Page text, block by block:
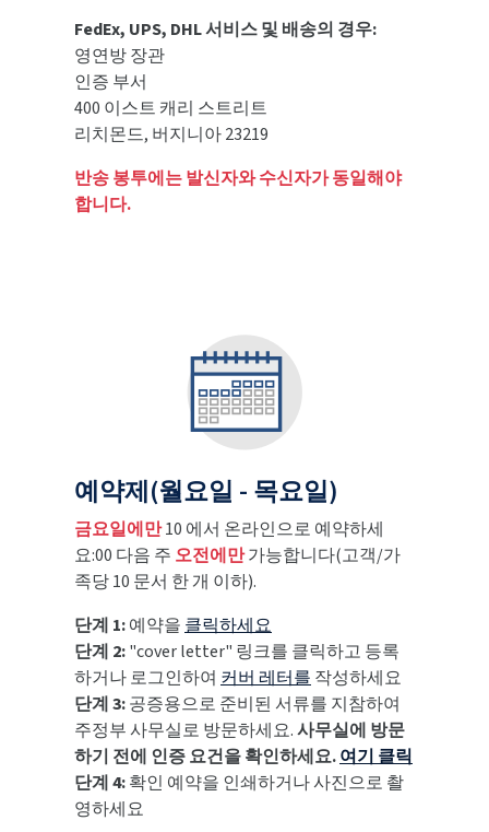
FedEx, UPS, DHL 서비스 및 배송의 경우:
영연방 장관
인증 부서
400 이스트 캐리 스트리트
리치몬드, 버지니아 23219
반송 봉투에는 발신자와 수신자가 동일해야
합니다.
예약제(월요일 - 목요일)
금요일에만10 에서 온라인으로 예약하세
요:00 다음 주 오전에만가능합니다(고객/가
족당 10 문서 한 개 이하).
단계 1:예약을클릭하세요
단계 2:"cover letter" 링크를 클릭하고 등록
하거나 로그인하여 커버 레터를작성하세요
단계 3:공증용으로 준비된 서류를 지참하여
주정부 사무실로 방문하세요.사무실에 방문
하기 전에 인증 요건을 확인하세요.여기 클릭
단계 4:확인 예약을 인쇄하거나 사진으로 촬
영하세요